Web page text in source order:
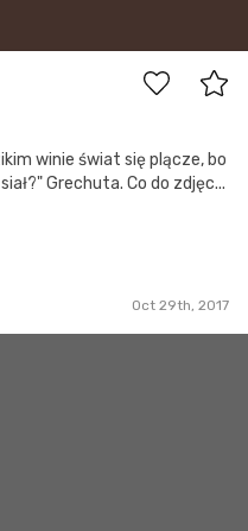
winie świat się plącze, bo
Grechuta. Co do zdjęc...
Oct 29th, 2017